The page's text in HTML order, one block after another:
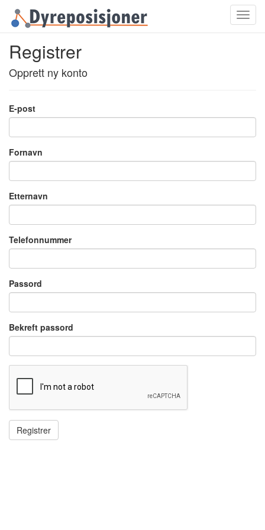
Registrer
Opprett ny konto
E-post
Fornavn
Etternavn
Telefonnummer
Passord
Bekreft passord
Registrer